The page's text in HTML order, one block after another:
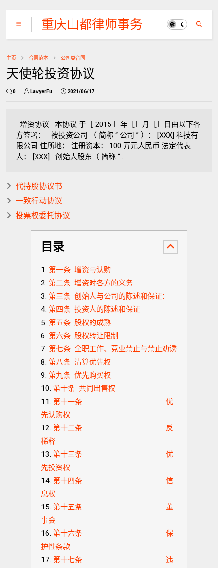
重庆山都律师事务
所
主页 合同范本 公司类合同
天使轮投资协议
0 LawyerFu 2021/06/17
增资协议 本协议 于［ 2015 ］年［］月［］日由以下各
方签署： 被投资公司 （ 简称 “ 公司 ” ）： [XXX] 科技有
限公司 住所地： 注册资本： 100 万元人民币 法定代表
人： [XXX] 创始人股东（ 简称 “...
代持股协议书
一致行动协议
投票权委托协议
目录
第一条 增资与认购
第二条 增资时各方的义务
第三条 创始人与公司的陈述和保证：
第四条 投资人的陈述和保证
第五条 股权的成熟
第六条 股权转让限制
第七条 全职工作、竞业禁止与禁止劝诱
第八条 清算优先权
第九条 优先购买权
第十条 共同出售权
第十一条 优
先认购权
第十二条 反
稀释
第十三条 优
先投资权
第十四条 信
息权
第十五条 董
事会
第十六条 保
护性条款
第十七条 违